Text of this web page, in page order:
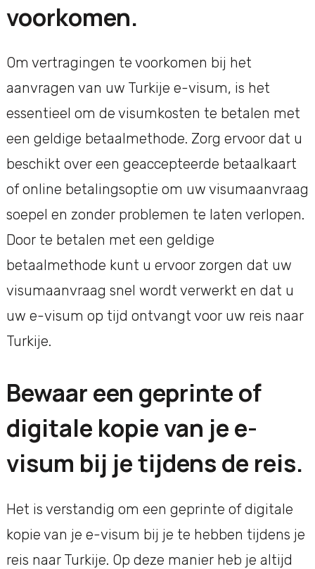
voorkomen.
Om vertragingen te voorkomen bij het
aanvragen van uw Turkije e-visum, is het
essentieel om de visumkosten te betalen met
een geldige betaalmethode. Zorg ervoor dat u
beschikt over een geaccepteerde betaalkaart
of online betalingsoptie om uw visumaanvraag
soepel en zonder problemen te laten verlopen.
Door te betalen met een geldige
betaalmethode kunt u ervoor zorgen dat uw
visumaanvraag snel wordt verwerkt en dat u
uw e-visum op tijd ontvangt voor uw reis naar
Turkije.
Bewaar een geprinte of
digitale kopie van je e-
visum bij je tijdens de reis.
Het is verstandig om een geprinte of digitale
kopie van je e-visum bij je te hebben tijdens je
reis naar Turkije. Op deze manier heb je altijd